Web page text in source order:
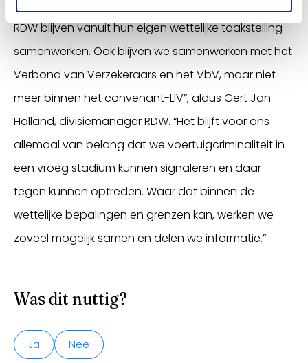
RDW blijven vanuit hun eigen wettelijke taakstelling
samenwerken. Ook blijven we samenwerken met het
Verbond van Verzekeraars en het VbV, maar niet
meer binnen het convenant-LIV”, aldus Gert Jan
Holland, divisiemanager RDW. “Het blijft voor ons
allemaal van belang dat we voertuigcriminaliteit in
een vroeg stadium kunnen signaleren en daar
tegen kunnen optreden. Waar dat binnen de
wettelijke bepalingen en grenzen kan, werken we
zoveel mogelijk samen en delen we informatie.”
Was dit nuttig?
Ja Nee